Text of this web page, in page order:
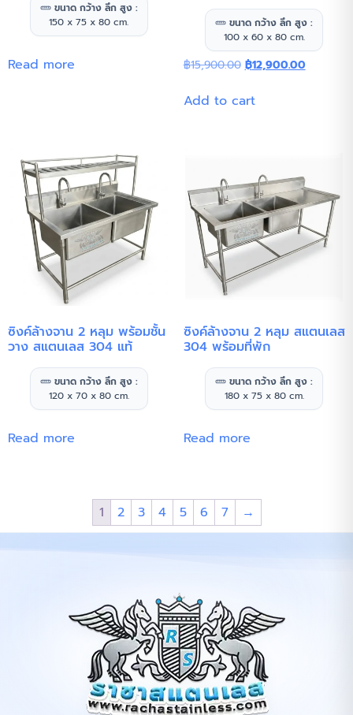
ขนาด กว้าง ลึก สูง :
150 x 75 x 80 cm.
Read more
ขนาด กว้าง ลึก สูง :
100 x 60 x 80 cm.
฿15,900.00 ฿12,900.00
Add to cart
ซิงค์ล้างจาน 2 หลุม พร้อมชั้น
วาง สแตนเลส 304 แท้
ขนาด กว้าง ลึก สูง :
120 x 70 x 80 cm.
Read more
ซิงค์ล้างจาน 2 หลุม สแตนเลส
304 พร้อมที่พัก
ขนาด กว้าง ลึก สูง :
180 x 75 x 80 cm.
Read more
1 2 3 4 5 6 7 →